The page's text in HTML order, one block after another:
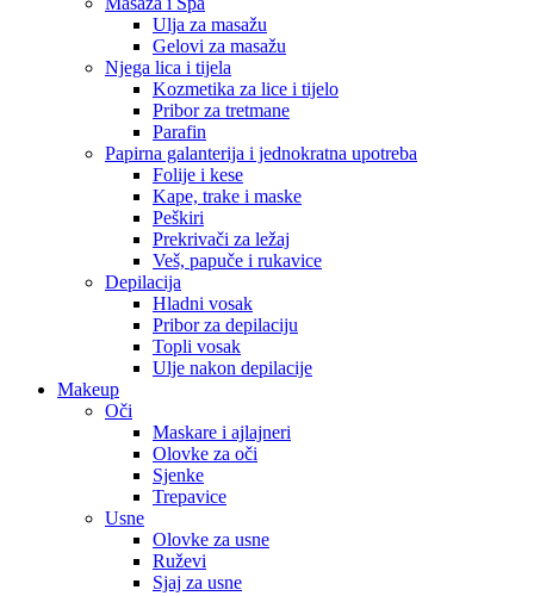
Ulja za masažu
Gelovi za masažu
Njega lica i tijela
Kozmetika za lice i tijelo
Pribor za tretmane
Parafin
Papirna galanterija i jednokratna upotreba
Folije i kese
Kape, trake i maske
Peškiri
Prekrivači za ležaj
Veš, papuče i rukavice
Depilacija
Hladni vosak
Pribor za depilaciju
Topli vosak
Ulje nakon depilacije
Makeup
Oči
Maskare i ajlajneri
Olovke za oči
Sjenke
Trepavice
Usne
Olovke za usne
Ruževi
Sjaj za usne